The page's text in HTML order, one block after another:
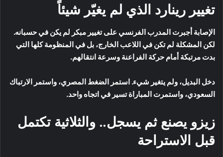
تغيير رينارد الذي لم يغيّر شيئاً
الإصابة أجبرت المدرب الفرنسي على تغيير مبكر لم يكن في حسبانه.
لكن المشكلة لم تكن في اللاعب الخارج، بل في المنظومة كلها التي
بدت مرتبكة أمام حركة الفراعنة وسرعة انتقالهم.
دخل البديل، ولم يتغير شيء. استمر الضغط المصري، واستمر الارتباك
السعودي، واستمرت المباراة تسير في اتجاه واحد.
زيزو يصنع ثم يسجل.. والثلاثية تكتمل
قبل الاستراحة